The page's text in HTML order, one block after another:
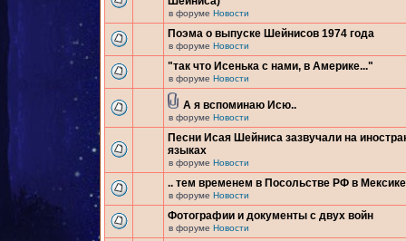
в форуме Новости
Поэма о выпуске Шейнисов 1974 года
в форуме Новости
"так что Исенька с нами, в Америке..."
в форуме Новости
А я вспоминаю Исю..
в форуме Новости
Песни Исая Шейниса зазвучали на
языках
в форуме Новости
.. тем временем в Посольстве РФ в
в форуме Новости
Фотографии и документы с двух войн
в форуме Новости